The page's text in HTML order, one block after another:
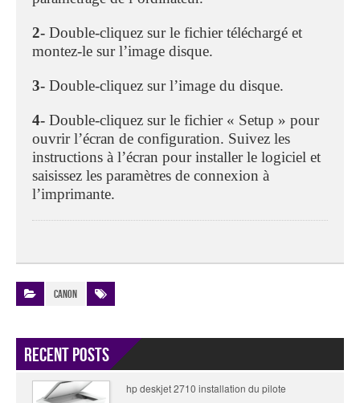
2- Double-cliquez sur le fichier téléchargé et
montez-le sur l’image disque.
3- Double-cliquez sur l’image du disque.
4- Double-cliquez sur le fichier « Setup » pour
ouvrir l’écran de configuration. Suivez les
instructions à l’écran pour installer le logiciel et
saisissez les paramètres de connexion à
l’imprimante.
Canon
Recent Posts
hp deskjet 2710 installation du pilote